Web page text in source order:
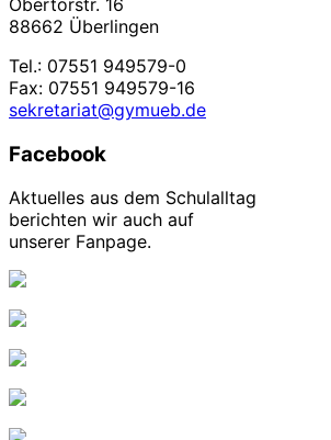
88662 Überlingen
Tel.: 07551 949579-0
Fax: 07551 949579-16
sekretariat@gymueb.de
Facebook
Aktuelles aus dem Schulalltag
berichten wir auch auf
unserer Fanpage.